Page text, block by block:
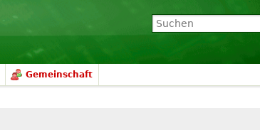
Gemeinschaft